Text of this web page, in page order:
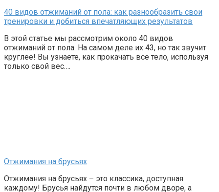
40 видов отжиманий от пола: как разнообразить свои
тренировки и добиться впечатляющих результатов
В этой статье мы рассмотрим около 40 видов
отжиманий от пола. На самом деле их 43, но так звучит
круглее! Вы узнаете, как прокачать все тело, используя
только свой вес….
Отжимания на брусьях
Отжимания на брусьях – это классика, доступная
каждому! Брусья найдутся почти в любом дворе, а